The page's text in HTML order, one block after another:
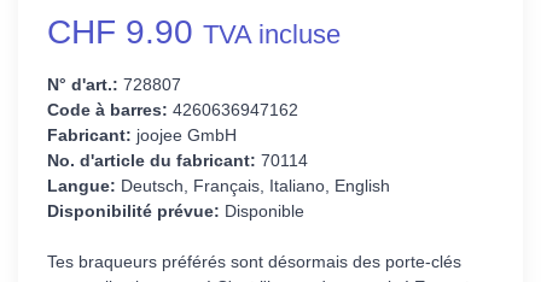
CHF 9.90 TVA incluse
N° d'art.: 728807
Code à barres: 4260636947162
Fabricant: joojee GmbH
No. d'article du fabricant: 70114
Langue: Deutsch, Français, Italiano, English
Disponibilité prévue: Disponible
Tes braqueurs préférés sont désormais des porte-clés